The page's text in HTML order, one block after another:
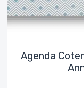
Agenda